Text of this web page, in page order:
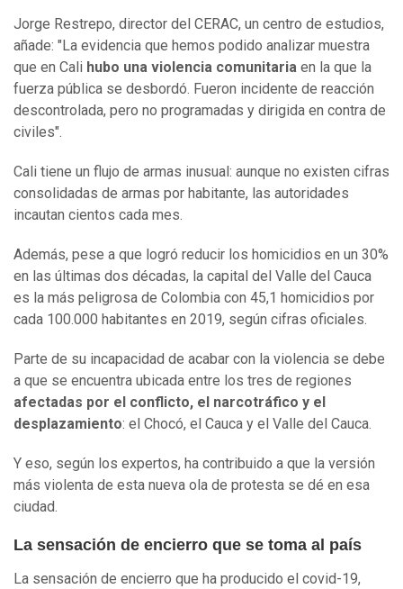
Jorge Restrepo, director del CERAC, un centro de estudios,
añade: "La evidencia que hemos podido analizar muestra
que en Cali hubo una violencia comunitaria en la que la
fuerza pública se desbordó. Fueron incidente de reacción
descontrolada, pero no programadas y dirigida en contra de
civiles".
Cali tiene un flujo de armas inusual: aunque no existen cifras
consolidadas de armas por habitante, las autoridades
incautan cientos cada mes.
Además, pese a que logró reducir los homicidios en un 30%
en las últimas dos décadas, la capital del Valle del Cauca
es la más peligrosa de Colombia con 45,1 homicidios por
cada 100.000 habitantes en 2019, según cifras oficiales.
Parte de su incapacidad de acabar con la violencia se debe
a que se encuentra ubicada entre los tres de regiones
afectadas por el conflicto, el narcotráfico y el
desplazamiento: el Chocó, el Cauca y el Valle del Cauca.
Y eso, según los expertos, ha contribuido a que la versión
más violenta de esta nueva ola de protesta se dé en esa
ciudad.
La sensación de encierro que se toma al país
La sensación de encierro que ha producido el covid-19,